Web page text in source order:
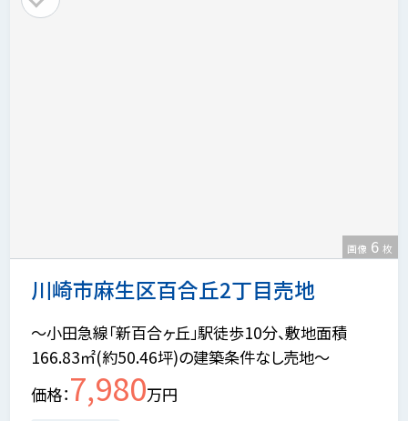
川崎市麻生区百合丘2丁目売地
画像 6 枚
～小田急線「新百合ヶ丘」駅徒歩10分、敷地面積
166.83㎡(約50.46坪)の建築条件なし売地～
価格 7,980万円